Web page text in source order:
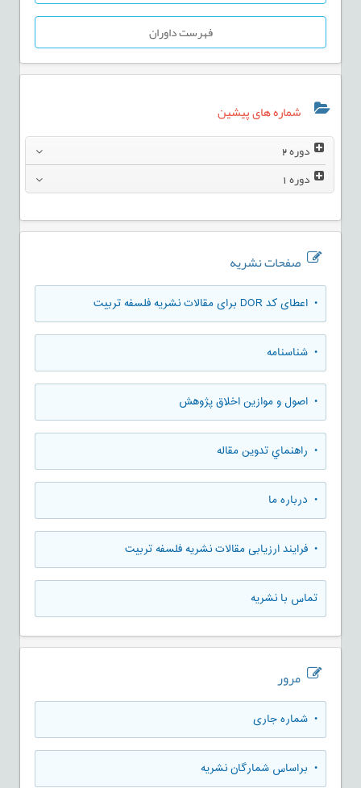
فهرست داوران
شماره های پیشین
دوره2
دوره1
صفحات نشریه
• اعطای کد DOR برای مقالات نشریه فلسفه تربیت
• شناسنامه
• اصول و موازین اخلاق پژوهش
• راهنماي تدوين مقاله
• درباره ما
• فرایند ارزیابی مقالات نشریه فلسفه تربیت
تماس با نشریه
مرور
• شماره جاری
• براساس شمارگان نشریه